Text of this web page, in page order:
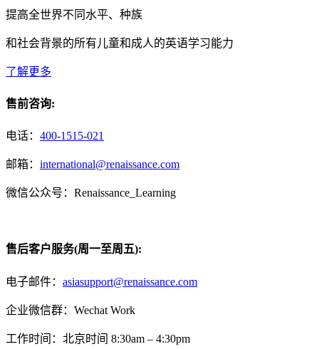
提高全世界不同水平、种族
和社会背景的所有儿童和成人的英语学习能力
了解更多
售前咨询:
电话： 400-1515-021
邮箱： international@renaissance.com
微信公众号：Renaissance_Learning
售后客户服务(周一至周五):
电子邮件： asiasupport@renaissance.com
企业微信群：Wechat Work
工作时间：北京时间 8:30am – 4:30pm